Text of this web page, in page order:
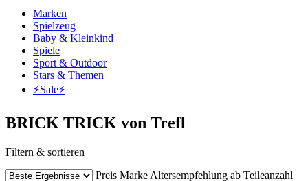
Marken
Spielzeug
Baby & Kleinkind
Spiele
Sport & Outdoor
Stars & Themen
⚡️Sale⚡️
BRICK TRICK von Trefl
Filtern & sortieren
Preis Marke Altersempfehlung ab Teileanzahl